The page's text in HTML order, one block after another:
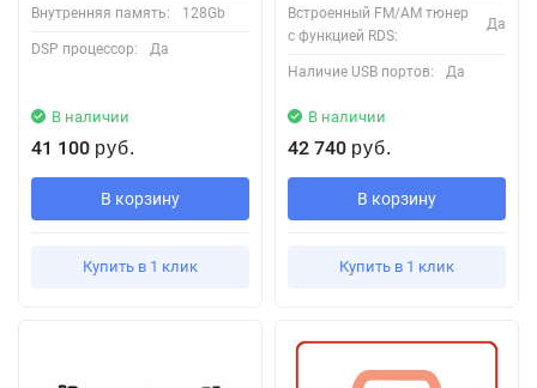
Внутренняя память: 128Gb
DSP процессор: Да
В наличии
41 100 руб.
В корзину
Купить в 1 клик
Встроенный FM/AM тюнер
с функцией RDS:
Да
Наличие USB портов: Да
В наличии
42 740 руб.
В корзину
Купить в 1 клик